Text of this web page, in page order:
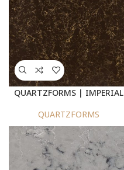
QUARTZFORMS | IMPERIAL
QUARTZFORMS